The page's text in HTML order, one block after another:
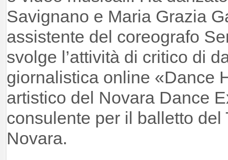
Savignano e Maria Grazia
assistente del coreografo
svolge l’attività di critico di
giornalistica online «Dance
artistico del Novara Dance
consulente per il balletto del
Novara.